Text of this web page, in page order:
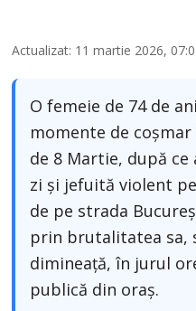
Actualizat: 11 martie 2026,
O femeie de 74 de
momente de
de 8 Martie, după
zi și jefuită violent
de pe strada
prin brutalitatea sa,
dimineață, în jurul
publică din oraș.